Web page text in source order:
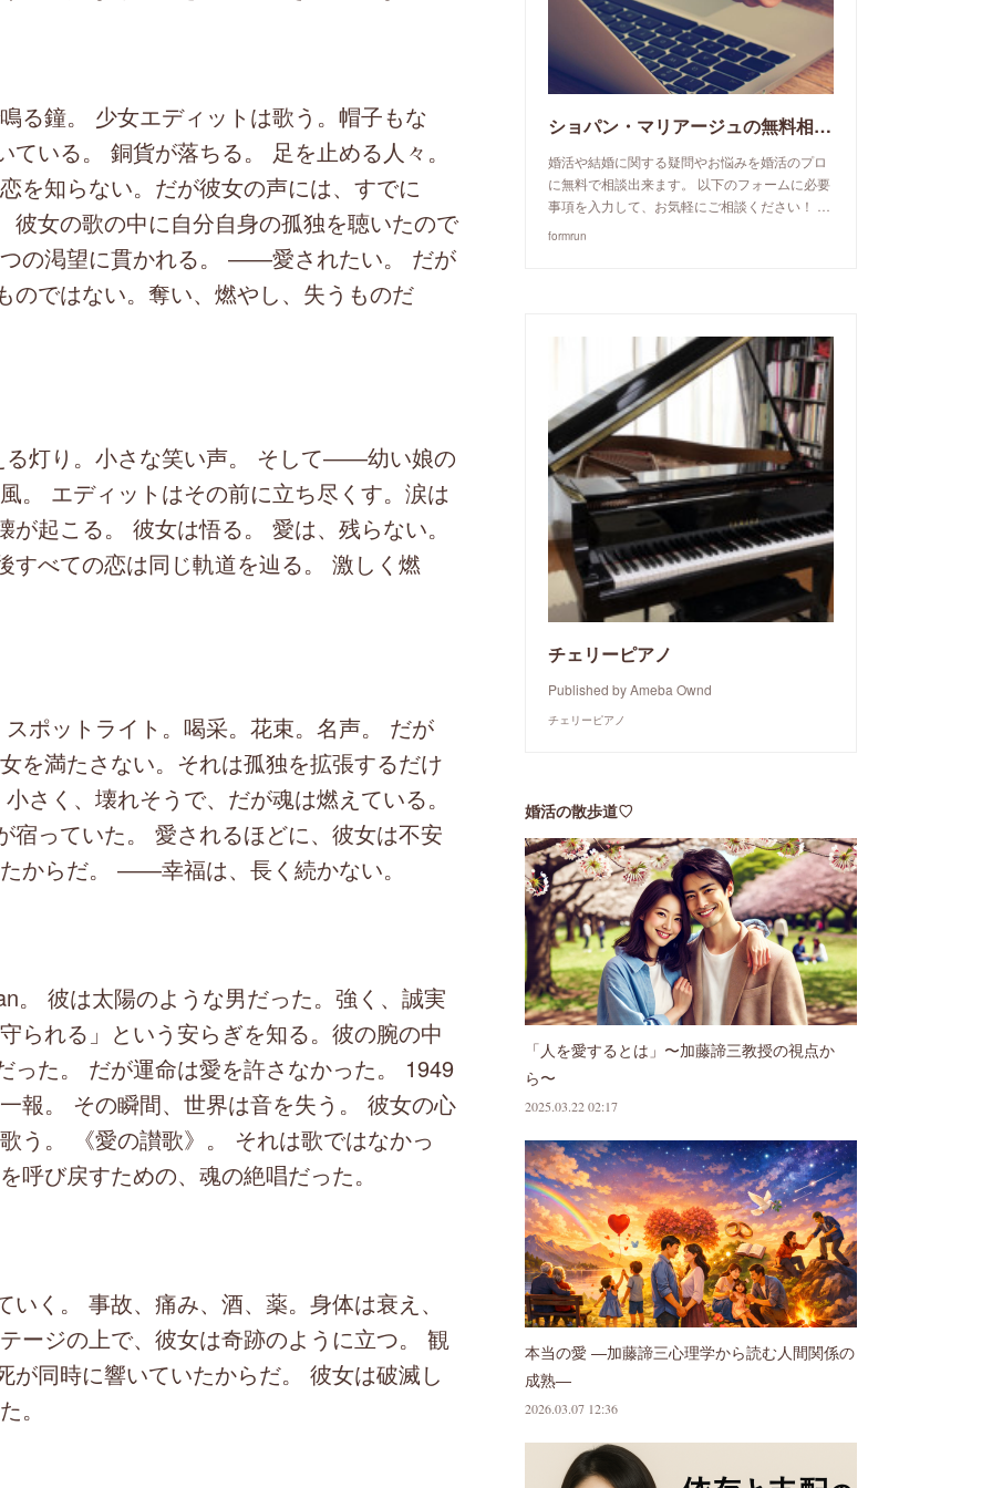
鐘。 少女エディットは歌う。帽子もな
いる。 銅貨が落ちる。 足を止める人々。
を知らない。だが彼女の声には、すでに
彼女の歌の中に自分自身の孤独を聴いたので
の渇望に貫かれる。 ――愛されたい。 だが
のではない。奪い、燃やし、失うものだ
灯り。小さな笑い声。 そして――幼い娘の
。 エディットはその前に立ち尽くす。涙は
起こる。 彼女は悟る。 愛は、残らない。
すべての恋は同じ軌道を辿る。 激しく燃
ットライト。喝采。花束。名声。 だが
を満たさない。それは孤独を拡張するだけ
さく、壊れそうで、だが魂は燃えている。
宿っていた。 愛されるほどに、彼女は不安
からだ。 ――幸福は、長く続かない。
彼は太陽のような男だった。強く、誠実
られる」という安らぎを知る。彼の腕の中
った。 だが運命は愛を許さなかった。 1949
報。 その瞬間、世界は音を失う。 彼女の心
う。 《愛の讃歌》。 それは歌ではなかっ
呼び戻すための、魂の絶唱だった。
く。 事故、痛み、酒、薬。身体は衰え、
ージの上で、彼女は奇跡のように立つ。 観
同時に響いていたからだ。 彼女は破滅し
。
ショパン・マリアージュの無料相談予約申込み
婚活や結婚に関する疑問やお悩みを婚活のプロ
に無料で相談出来ます。 以下のフォームに必要
事項を入力して、お気軽にご相談ください！ …
formrun
チェリーピアノ
Published by Ameba Ownd
チェリーピアノ
婚活の散歩道♡
「人を愛するとは」〜加藤諦三教授の視点か
ら〜
2025.03.22 02:17
本当の愛 ―加藤諦三心理学から読む人間関係の
成熟―
2026.03.07 12:36